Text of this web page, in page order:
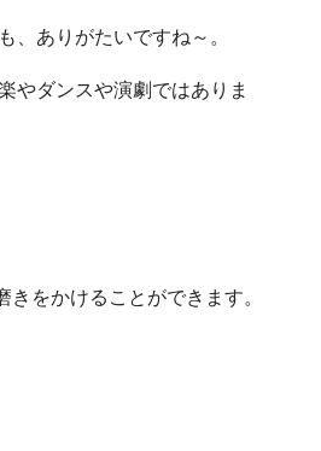
ありがたいですね～。
やダンスや演劇ではありま
をかけることができます。